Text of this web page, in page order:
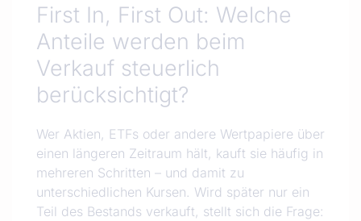
First In, First Out: Welche
Anteile werden beim
Verkauf steuerlich
berücksichtigt?
Wer Aktien, ETFs oder andere Wertpapiere über
einen längeren Zeitraum hält, kauft sie häufig in
mehreren Schritten – und damit zu
unterschiedlichen Kursen. Wird später nur ein
Teil des Bestands verkauft, stellt sich die Frage: